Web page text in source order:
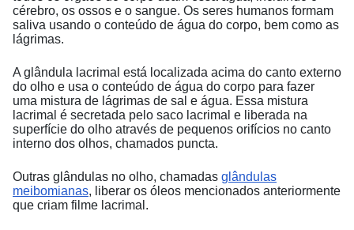
cérebro, os ossos e o sangue. Os seres humanos formam
saliva usando o conteúdo de água do corpo, bem como as
lágrimas.
A glândula lacrimal está ‌‌localizada acima do canto externo
do olho e usa o conteúdo de água do corpo para fazer
uma mistura de lágrimas de sal e água. Essa mistura
lacrimal é secretada pelo saco lacrimal e liberada na
superfície do olho através de pequenos orifícios no canto
interno dos olhos, chamados puncta.
Outras glândulas no olho, chamadas glândulas
meibomianas, liberar os óleos mencionados anteriormente
que criam filme lacrimal.